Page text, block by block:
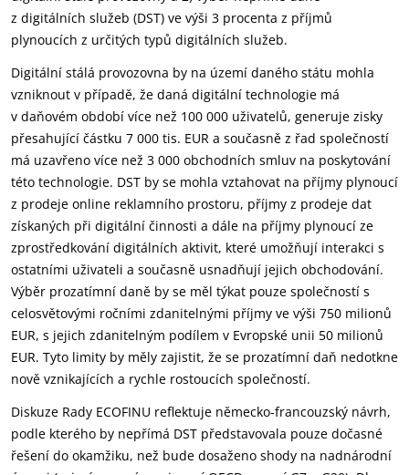
z digitálních služeb (DST) ve výši 3 procenta z příjmů
plynoucích z určitých typů digitálních služeb.
Digitální stálá provozovna by na území daného státu mohla
vzniknout v případě, že daná digitální technologie má
v daňovém období více než 100 000 uživatelů, generuje zisky
přesahující částku 7 000 tis. EUR a současně z řad společností
má uzavřeno více než 3 000 obchodních smluv na poskytování
této technologie. DST by se mohla vztahovat na příjmy plynoucí
z prodeje online reklamního prostoru, příjmy z prodeje dat
získaných při digitální činnosti a dále na příjmy plynoucí ze
zprostředkování digitálních aktivit, které umožňují interakci s
ostatními uživateli a současně usnadňují jejich obchodování.
Výběr prozatímní daně by se měl týkat pouze společností s
celosvětovými ročními zdanitelnými příjmy ve výši 750 milionů
EUR, s jejich zdanitelným podílem v Evropské unii 50 milionů
EUR. Tyto limity by měly zajistit, že se prozatímní daň nedotkne
nově vznikajících a rychle rostoucích společností.
Diskuze Rady ECOFINU reflektuje německo-francouzský návrh,
podle kterého by nepřímá DST představovala pouze dočasné
řešení do okamžiku, než bude dosaženo shody na nadnárodní